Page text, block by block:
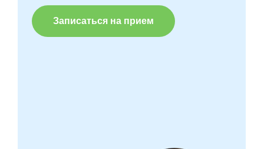
Записаться на прием